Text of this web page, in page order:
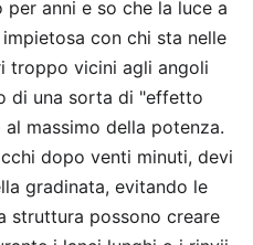
anni e so che la luce a
con chi sta nelle
troppo vicini agli angoli
di una sorta di "effetto
massimo della potenza.
dopo venti minuti, devi
gradinata, evitando le
struttura possono creare